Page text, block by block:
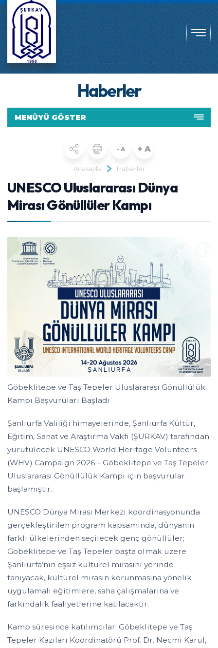
Haberler
MENÜYÜ GÖSTER
- A + A
Anasayfa Haberler
UNESCO Uluslararası Dünya
Mirası Gönüllüler Kampı
Göbeklitepe ve Taş Tepeler Uluslararası Gönüllülük
Kampı Başvuruları Başladı
Şanlıurfa Valiliği himayelerinde, Şanlıurfa Kültür,
Eğitim, Sanat ve Araştırma Vakfı (ŞURKAV) tarafından
yürütülecek UNESCO World Heritage Volunteers
(WHV) Campaign 2026 – Göbeklitepe ve Taş Tepeler
Uluslararası Gönüllülük Kampı için başvurular
başlamıştır.
UNESCO Dünya Mirası Merkezi koordinasyonunda
gerçekleştirilen program kapsamında, dünyanın
farklı ülkelerinden seçilecek genç gönüllüler;
Göbeklitepe ve Taş Tepeler başta olmak üzere
Şanlıurfa’nın eşsiz kültürel mirasını yerinde
tanıyacak, kültürel mirasın korunmasına yönelik
uygulamalı eğitimlere, saha çalışmalarına ve
farkındalık faaliyetlerine katılacaktır.
Kamp süresince katılımcılar; Göbeklitepe ve Taş
Tepeler Kazıları Koordinatörü Prof. Dr. Necmi Karul,